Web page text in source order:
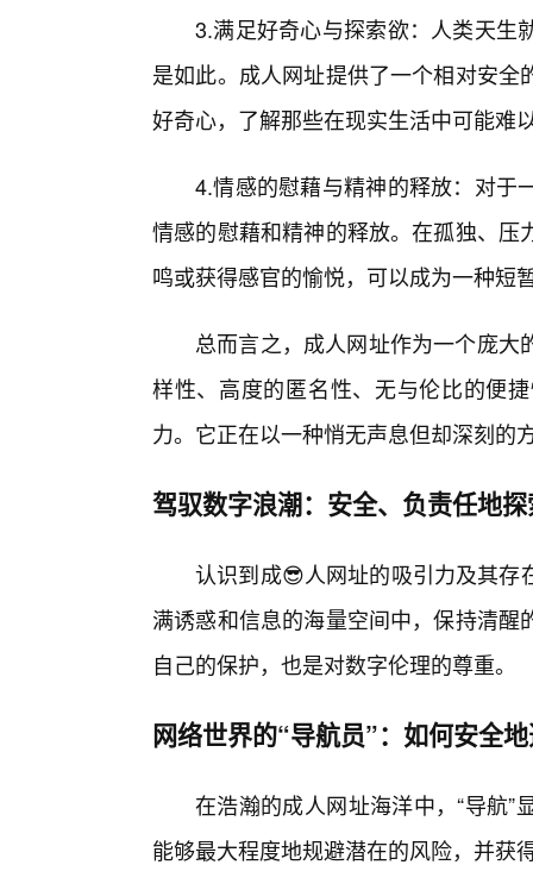
3.满足好奇心与探索欲：人类天生
是如此。成人网址提供了一个相对安
好奇心，了解那些在现实生活中可能难
4.情感的慰藉与精神的释放：对于
情感的慰藉和精神的释放。在孤独、
鸣或获得感官的愉悦，可以成为一种短
总而言之，成人网址作为一个庞
样性、高度的匿名性、无与伦比的便
力。它正在以一种悄无声息但却深刻的
驾驭数字浪潮：安全、负责任地
认识到成😎人网址的吸引力及其存
满诱惑和信息的海量空间中，保持清
自己的保护，也是对数字伦理的尊重。
网络世界的“导航员”：如何安全
在浩瀚的成人网址海洋中，“导航
能够最大程度地规避潜在的风险，并获